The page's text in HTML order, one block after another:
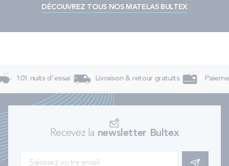
DÉCOUVREZ TOUS NOS MATELAS BULTEX
101 nuits d'essai Livraison & retour gratuits
Recevez la newsletter Bultex
S'INSCRIRE